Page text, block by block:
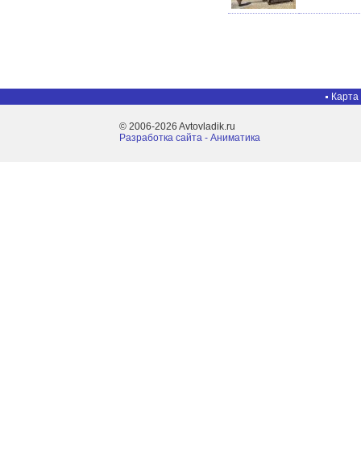
Карта
© 2006-2026 Avtovladik.ru
Разработка сайта - Aниматика